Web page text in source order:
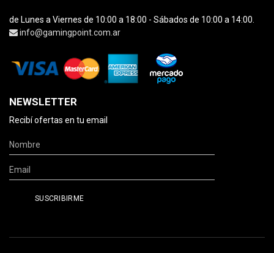
de Lunes a Viernes de 10:00 a 18:00 - Sábados de 10:00 a 14:00.
info@gamingpoint.com.ar
NEWSLETTER
Recibí ofertas en tu email